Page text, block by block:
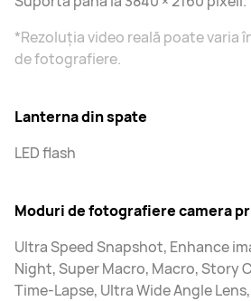
*Rezoluția video reală poate varia
de fotografiere.
Lanterna din spate
LED flash
Moduri de fotografiere camera
Ultra Speed Snapshot, Enhance
Night, Super Macro, Macro, Story
Time-Lapse, Ultra Wide Angle